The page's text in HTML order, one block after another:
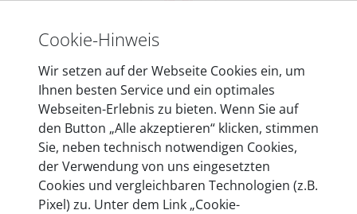
Mehr als 10 Jahre Erfahrung
In den Kfz-Diagnosegeräten von autoaid stecken
mehr als 10 Jahre Erfahrung, und auch in Zukunft
entwickeln wir unsere Produkte am Standort in
Berlin laufend weiter. Auf diese Qualität vertrauen
heute mehr als 60.000 Privatkunden und
Unternehmen.
Cookie-Hinweis
Wir setzen auf der Webseite Cookies ein, um
Ihnen besten Service und ein optimales
Webseiten-Erlebnis zu bieten. Wenn Sie auf
den Button „Alle akzeptieren“ klicken, stimmen
Sie, neben technisch notwendigen Cookies,
der Verwendung von uns eingesetzten
Cookies und vergleichbaren Technologien (z.B.
Pixel) zu. Unter dem Link „Cookie-